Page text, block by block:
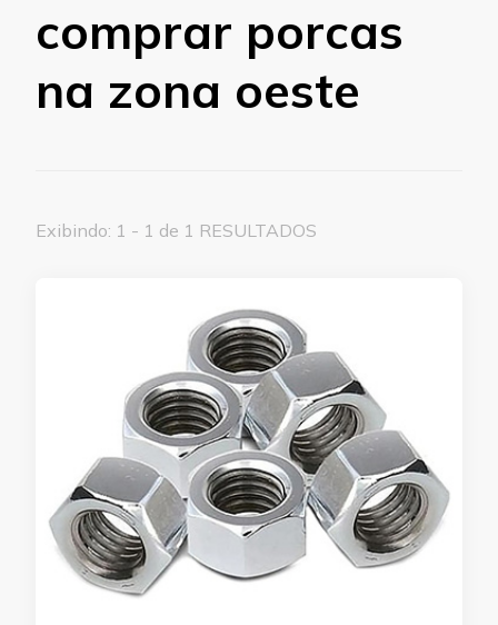
comprar porcas
na zona oeste
Exibindo: 1 - 1 de 1 RESULTADOS